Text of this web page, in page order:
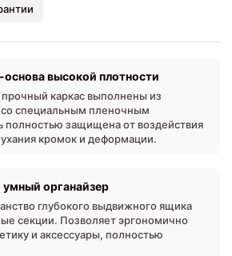
основа высокой плотности
каркас выполнены из
специальным пленочным
защищена от воздействия
кромок и деформации.
органайзер
глубокого выдвижного ящика
секции. Позволяет эргономично
и аксессуары, полностью